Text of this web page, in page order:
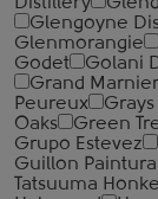
Glengoyne
Glenmorangie
Godet
Golani
Grand Marnier
Peureux
Oaks
Green
Grupo Estevez
Guillon
Tatsuuma